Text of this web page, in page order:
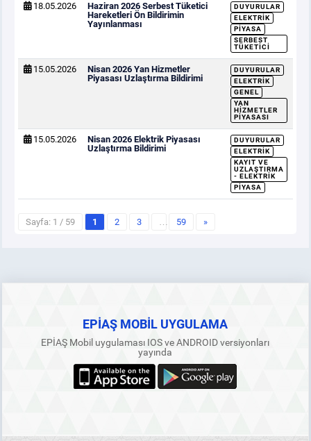
18.05.2026
Haziran 2026 Serbest Tüketici
Hareketleri Ön Bildirimin
Yayınlanması
DUYURULAR
ELEKTRIK
PIYASA
SERBEST
TÜKETICI
15.05.2026
Nisan 2026 Yan Hizmetler
Piyasası Uzlaştırma Bildirimi
DUYURULAR
ELEKTRIK
GENEL
YAN
HIZMETLER
PIYASASI
15.05.2026
Nisan 2026 Elektrik Piyasası
Uzlaştırma Bildirimi
DUYURULAR
ELEKTRIK
KAYIT VE
UZLAŞTIRMA
- ELEKTRIK
PIYASA
Sayfa: 1 / 59 1 2 3 … 59 »
EPİAŞ MOBİL UYGULAMA
EPİAŞ Mobil uygulaması IOS ve ANDROID versiyonları
yayında